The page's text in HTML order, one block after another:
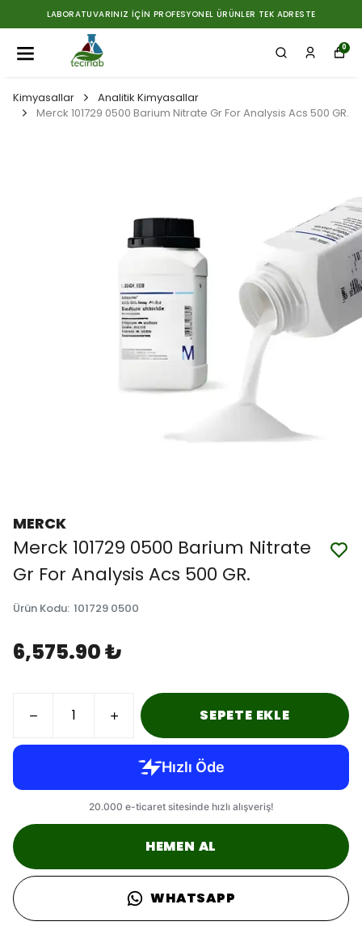
LABORATUVARINIZ İÇIN PROFESYONEL ÜRÜNLER TEK ADRESTE
0
Kimyasallar
Analitik Kimyasallar
Merck 101729 0500 Barium Nitrate Gr For Analysis Acs 500 GR.
MERCK
Merck 101729 0500 Barium Nitrate
Gr For Analysis Acs 500 GR.
Ürün Kodu: 101729 0500
6,575.90 ₺
SEPETE EKLE
HEMEN AL
WHATSAPP